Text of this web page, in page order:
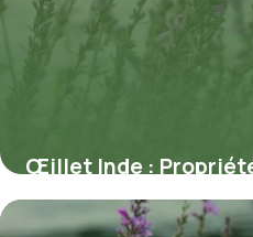
Œillet Inde :
Usages